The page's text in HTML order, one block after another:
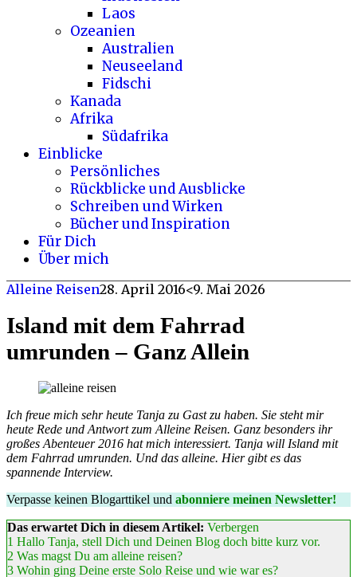
Laos
Ozeanien
Australien
Neuseeland
Fidschi
Kanada
Afrika
Südafrika
Einblicke
Persönliches
Rückblicke und Ausblicke
Schreiben und Wirken
Bücher und Inspiration
Für Dich
Über mich
Alleine Reisen28. April 2016<9. Mai 2026
Island mit dem Fahrrad
umrunden – Ganz Allein
Ich freue mich sehr heute Tanja zu Gast zu haben. Sie steht mir
heute Rede und Antwort zum Alleine Reisen. Ganz besonders ihr
großes Abenteuer 2016 hat mich interessiert. Tanja will Island mit
dem Fahrrad umrunden. Und das alleine. Hier gibt es das
spannende Interview.
Verpasse keinen Blogarttikel und abonniere meinen Newsletter!
Das erwartet Dich in diesem Artikel: Verbergen
1 Hallo Tanja, stell Dich und Deinen Blog doch bitte kurz vor.
2 Was magst Du am alleine reisen?
3 Wohin ging Deine erste Solo Reise und wie war es?